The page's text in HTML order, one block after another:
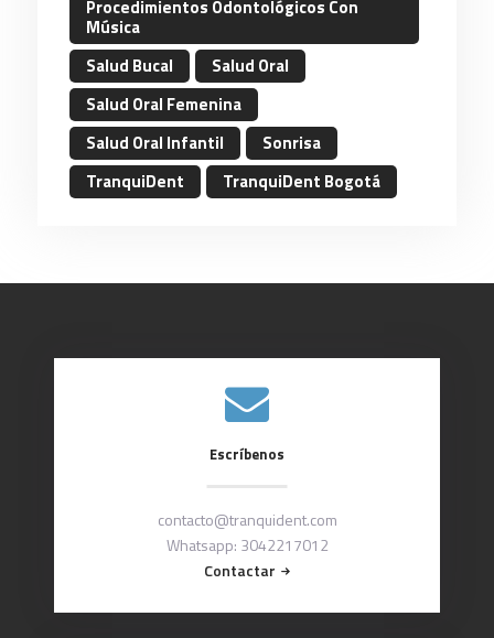
Procedimientos Odontológicos Con
Música
Salud Bucal
Salud Oral
Salud Oral Femenina
Salud Oral Infantil
Sonrisa
TranquiDent
TranquiDent Bogotá
Escríbenos
contacto@tranquident.com
Whatsapp: 3042217012
Contactar